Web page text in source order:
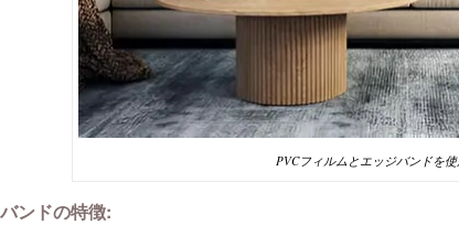
PVCフィルムとエッジバンドを
ンドの特徴: